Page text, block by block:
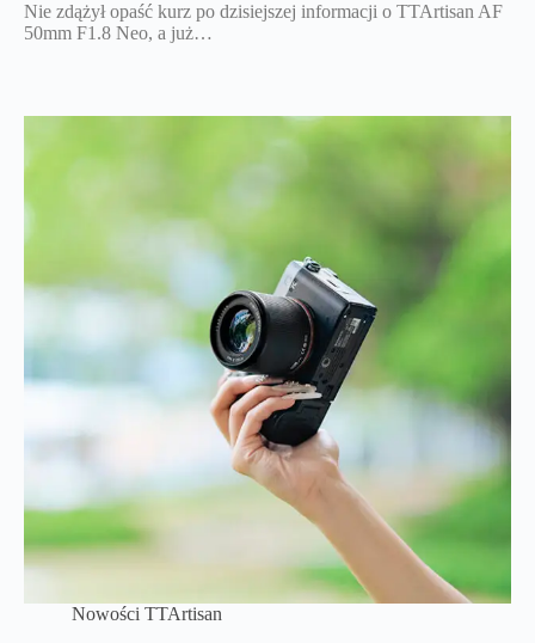
Nie zdążył opaść kurz po dzisiejszej informacji o TTArtisan AF
50mm F1.8 Neo, a już…
Nowości TTArtisan